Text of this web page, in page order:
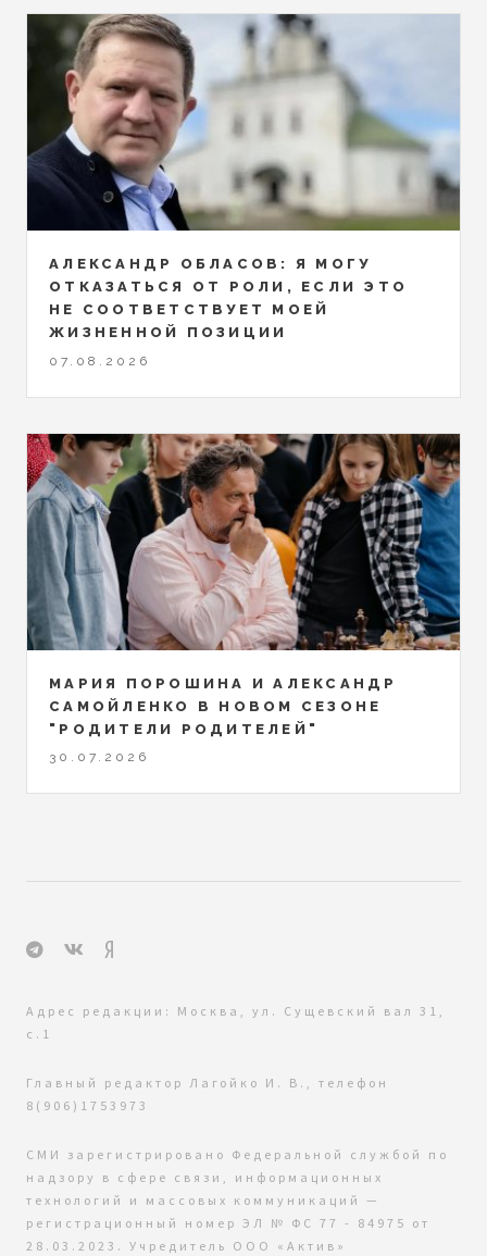
АЛЕКСАНДР ОБЛАСОВ: Я МОГУ
ОТКАЗАТЬСЯ ОТ РОЛИ, ЕСЛИ ЭТО
НЕ СООТВЕТСТВУЕТ МОЕЙ
ЖИЗНЕННОЙ ПОЗИЦИИ
07.08.2026
МАРИЯ ПОРОШИНА И АЛЕКСАНДР
САМОЙЛЕНКО В НОВОМ СЕЗОНЕ
"РОДИТЕЛИ РОДИТЕЛЕЙ"
30.07.2026
Адрес редакции: Москва, ул. Сущевский вал 31,
с.1
Главный редактор Лагойко И. В., телефон
8(906)1753973
СМИ зарегистрировано Федеральной службой по
надзору в сфере связи, информационных
технологий и массовых коммуникаций —
регистрационный номер ЭЛ № ФС 77 - 84975 от
28.03.2023. Учредитель ООО «Актив»